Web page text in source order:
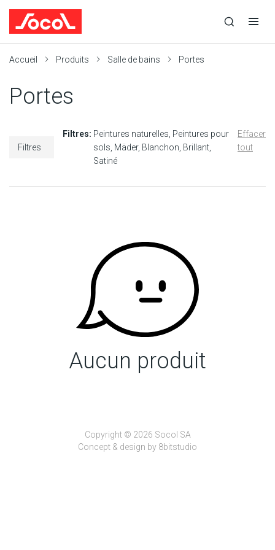
recherche
recherche
navigation
Accueil Produits Salle de bains Portes
Portes
Filtres
Filtres: Peintures naturelles Peintures pour
sols Mäder Blanchon Brillant
Satiné
Effacer
tout
Aucun produit
Copyright © 2026 Socol SA
Concept & design by 8bitstudio